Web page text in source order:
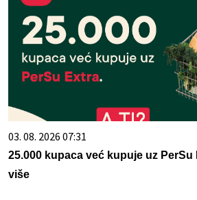
03. 08. 2026 07:31
25.000 kupaca već kupuje uz PerSu
više